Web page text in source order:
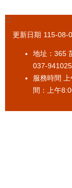
:::
更新日期 115-08-
地址：365
037-
服務時間
間：上午